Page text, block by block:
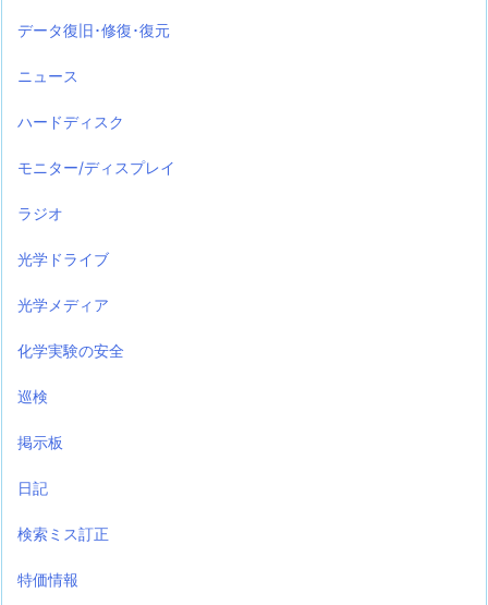
データ復旧･修復･復元
ニュース
ハードディスク
モニター/ディスプレイ
ラジオ
光学ドライブ
光学メディア
化学実験の安全
巡検
掲示板
日記
検索ミス訂正
特価情報